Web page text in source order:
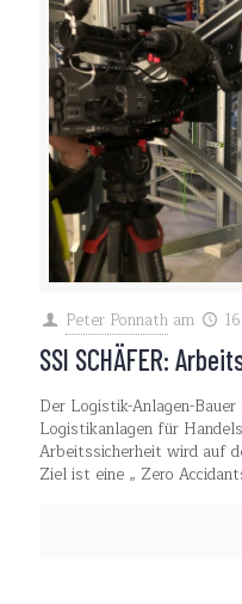
Peter Ponnath am
SSI SCHÄFER:
Der Logistik-Anlagen-
Logistikanlagen für
Arbeitssicherheit wird auf
Ziel ist eine „ Zero